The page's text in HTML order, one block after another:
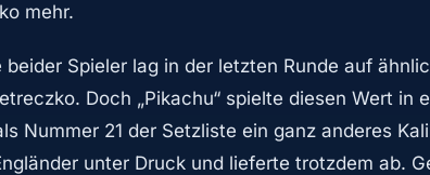
mehr.
beider Spieler lag in der letzten Runde auf
Doch „Pikachu“ spielte diesen Wert in
Nummer 21 der Setzliste ein ganz anderes
unter Druck und lieferte trotzdem ab.